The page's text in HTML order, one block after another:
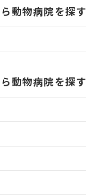
動物病院を探す
動物病院を探す